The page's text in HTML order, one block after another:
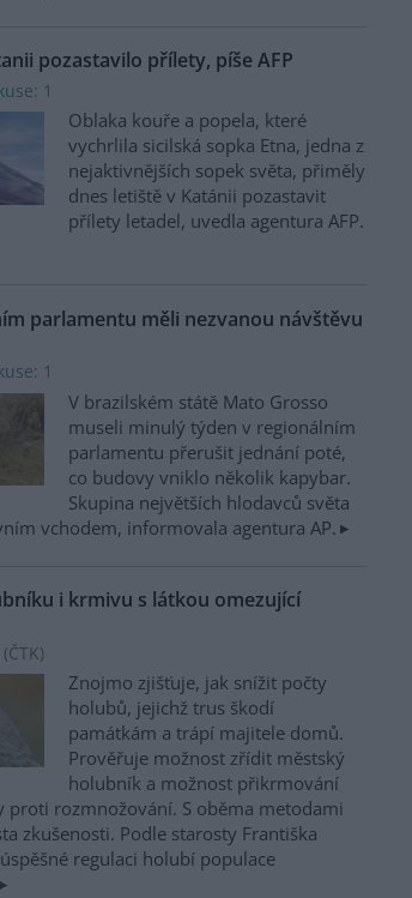
pozastavilo přílety, píše AFP
1
Oblaka kouře a popela, které
vychrlila sicilská sopka Etna, jedna z
nejaktivnějších sopek světa, přiměly
dnes letiště v Katánii pozastavit
přílety letadel, uvedla agentura AFP.
parlamentu měli nezvanou návštěvu
1
V brazilském státě Mato Grosso
museli minulý týden v regionálním
parlamentu přerušit jednání poté,
co budovy vniklo několik kapybar.
Skupina největších hlodavců světa
vchodem, informovala agentura AP.
i krmivu s látkou omezující
ČTK)
Znojmo zjišťuje, jak snížit počty
holubů, jejichž trus škodí
památkám a trápí majitele domů.
Prověřuje možnost zřídit městský
holubník a možnost přikrmování
proti rozmnožování. S oběma metodami
zkušenosti. Podle starosty Františka
regulaci holubí populace